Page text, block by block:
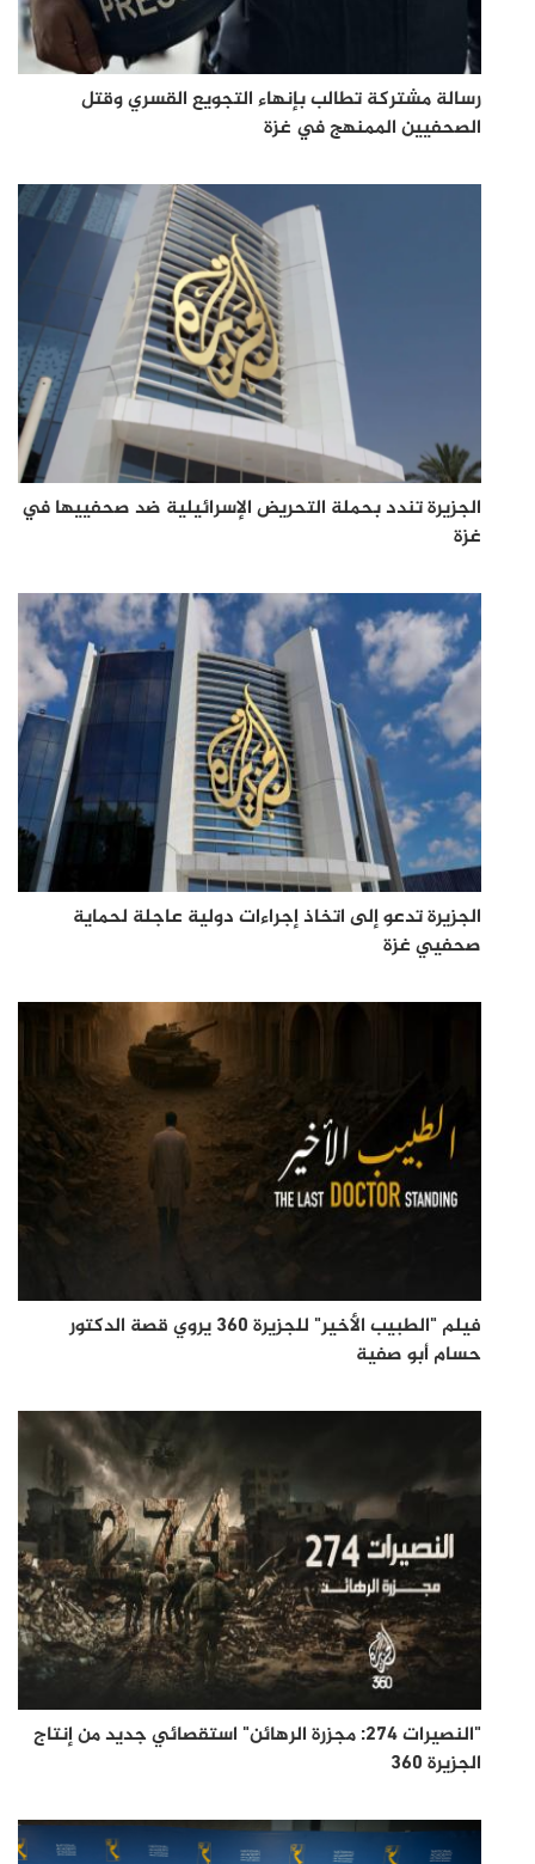
رسالة مشتركة تطالب بإنهاء التجويع القسري وقتل
الصحفيين الممنهج في غزة
الجزيرة تندد بحملة التحريض الإسرائيلية ضد صحفييها في
غزة
الجزيرة تدعو إلى اتخاذ إجراءات دولية عاجلة لحماية
صحفيي غزة
فيلم "الطبيب الأخير" للجزيرة 360 يروي قصة الدكتور
حسام أبو صفية
"النصيرات 274: مجزرة الرهائن" استقصائي جديد من إنتاج
الجزيرة 360